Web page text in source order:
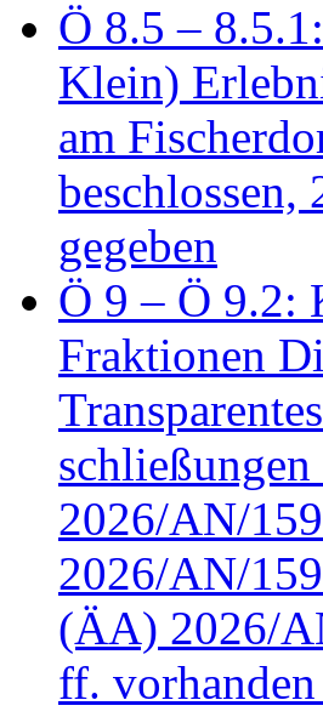
Ö 8.5 –
Klein)
am
gegeben
Ö 9 – Ö 9.2:
Fraktionen
2026/AN/
2026/AN/
(ÄA) 2026/
ff.